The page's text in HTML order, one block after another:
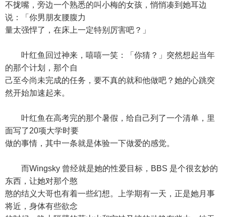
不拢嘴，旁边一个熟悉的叫小梅的女孩，悄悄凑到她耳边
说：「你男朋友腰腹力
量太强悍了，在床上一定特别厉害吧？」
叶红鱼回过神来，嘻嘻一笑：「你猜？」突然想起当年
的那个计划，那个自
己至今尚未完成的任务，要不真的就和他做吧？她的心跳突
然开始加速起来。
叶红鱼在高考完的那个暑假，给自己列了一个清单，里
面写了20项大学时要
做的事情，其中一条就是体验一下做爱的感觉。
而Wingsky 曾经就是她的性爱目标，BBS 是个很玄妙的
东西，让她对那个憨
憨的结义大哥也有着一些幻想。上学期有一天，正是她月事
将近，身体有些欲念